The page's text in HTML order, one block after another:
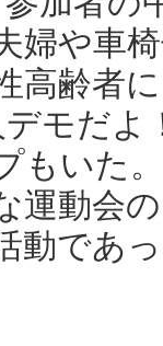
婦や車
高齢者
デモだ
もいた。
運動会
動であ